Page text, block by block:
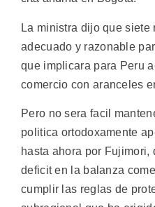
La ministra dijo que siete
adecuado y razonable
que implicara para Peru
comercio con aranceles
Pero no sera facil
politica ortodoxamente
hasta ahora por Fujimori,
deficit en la balanza
cumplir las reglas de